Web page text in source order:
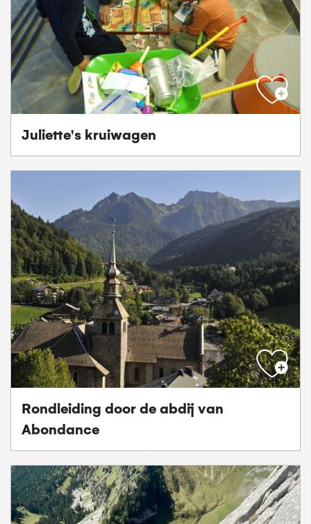
Juliette's kruiwagen
Rondleiding door de abdij van
Abondance